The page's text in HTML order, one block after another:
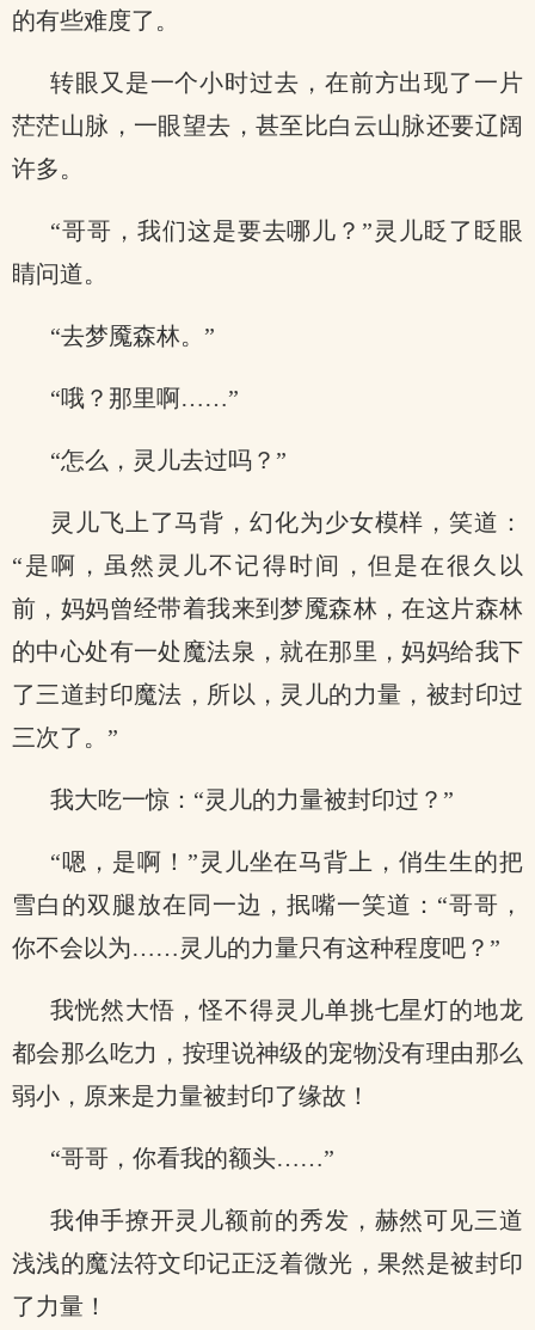
的有些难度了。
转眼又是一个小时过去，在前方出现了一片
茫茫山脉，一眼望去，甚至比白云山脉还要辽阔
许多。
“哥哥，我们这是要去哪儿？”灵儿眨了眨眼
睛问道。
“去梦魇森林。”
“哦？那里啊……”
“怎么，灵儿去过吗？”
灵儿飞上了马背，幻化为少女模样，笑道：
“是啊，虽然灵儿不记得时间，但是在很久以
前，妈妈曾经带着我来到梦魇森林，在这片森林
的中心处有一处魔法泉，就在那里，妈妈给我下
了三道封印魔法，所以，灵儿的力量，被封印过
三次了。”
我大吃一惊：“灵儿的力量被封印过？”
“嗯，是啊！”灵儿坐在马背上，俏生生的把
雪白的双腿放在同一边，抿嘴一笑道：“哥哥，
你不会以为……灵儿的力量只有这种程度吧？”
我恍然大悟，怪不得灵儿单挑七星灯的地龙
都会那么吃力，按理说神级的宠物没有理由那么
弱小，原来是力量被封印了缘故！
“哥哥，你看我的额头……”
我伸手撩开灵儿额前的秀发，赫然可见三道
浅浅的魔法符文印记正泛着微光，果然是被封印
了力量！